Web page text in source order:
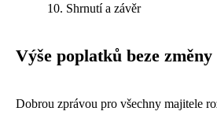
Shrnutí a závěr
Výše poplatků beze změny
Dobrou zprávou pro všechny majitele